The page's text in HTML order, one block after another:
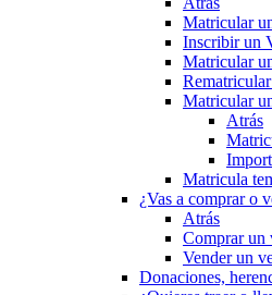
Matricular
Inscribir un
Matricular
Matricular
Atrás
Matricula
¿Vas a comprar o
Atrás
Comprar un
Vender un
Donaciones,